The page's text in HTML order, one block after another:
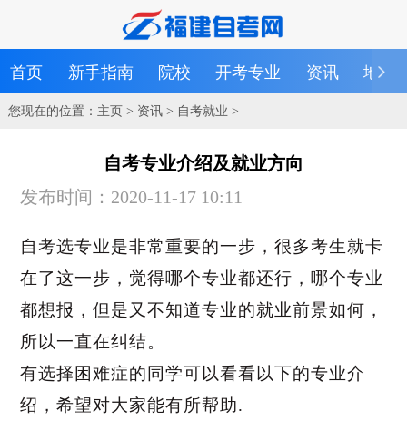
首页 新手指南 院校 开考专业 资讯 地区
您现在的位置： 主页> 资讯> 自考就业 >
自考专业介绍及就业方向
发布时间：2020-11-17 10:11
自考选专业是非常重要的一步，很多考生就卡
在了这一步，觉得哪个专业都还行，哪个专业
都想报，但是又不知道专业的就业前景如何，
所以一直在纠结。
有选择困难症的同学可以看看以下的专业介
绍，希望对大家能有所帮助.